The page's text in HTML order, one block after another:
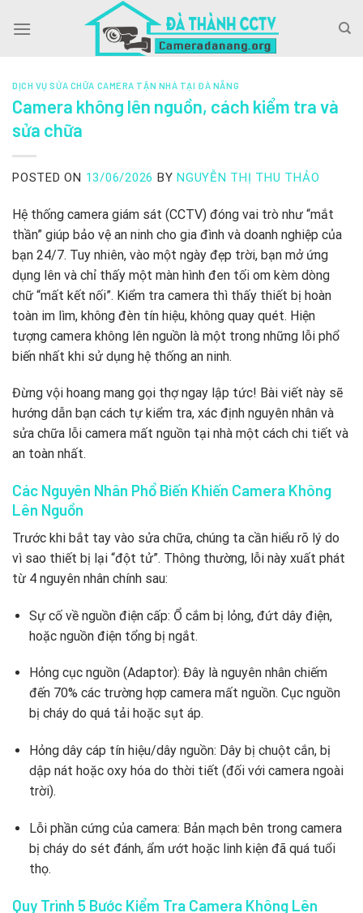
DỊCH VỤ SỬA CHỮA CAMERA TẬN NHÀ TẠI ĐÀ NẴNG
Camera không lên nguồn, cách kiểm tra và
sửa chữa
POSTED ON 13/06/2026 BY NGUYỄN THỊ THU THẢO
Hệ thống camera giám sát (CCTV) đóng vai trò như “mắt
thần” giúp bảo vệ an ninh cho gia đình và doanh nghiệp của
bạn 24/7. Tuy nhiên, vào một ngày đẹp trời, bạn mở ứng
dụng lên và chỉ thấy một màn hình đen tối om kèm dòng
chữ “mất kết nối”. Kiểm tra camera thì thấy thiết bị hoàn
toàn im lìm, không đèn tín hiệu, không quay quét. Hiện
tượng camera không lên nguồn là một trong những lỗi phổ
biến nhất khi sử dụng hệ thống an ninh.
Đừng vội hoang mang gọi thợ ngay lập tức! Bài viết này sẽ
hướng dẫn bạn cách tự kiểm tra, xác định nguyên nhân và
sửa chữa lỗi camera mất nguồn tại nhà một cách chi tiết và
an toàn nhất.
Các Nguyên Nhân Phổ Biến Khiến Camera Không
Lên Nguồn
Trước khi bắt tay vào sửa chữa, chúng ta cần hiểu rõ lý do
vì sao thiết bị lại “đột tử”. Thông thường, lỗi này xuất phát
từ 4 nguyên nhân chính sau:
Sự cố về nguồn điện cấp: Ổ cắm bị lỏng, đứt dây điện,
hoặc nguồn điện tổng bị ngắt.
Hỏng cục nguồn (Adaptor): Đây là nguyên nhân chiếm
đến 70% các trường hợp camera mất nguồn. Cục nguồn
bị cháy do quá tải hoặc sụt áp.
Hỏng dây cáp tín hiệu/dây nguồn: Dây bị chuột cắn, bị
dập nát hoặc oxy hóa do thời tiết (đối với camera ngoài
trời).
Lỗi phần cứng của camera: Bản mạch bên trong camera
bị cháy do sét đánh, ẩm ướt hoặc linh kiện đã quá tuổi
thọ.
Quy Trình 5 Bước Kiểm Tra Camera Không Lên